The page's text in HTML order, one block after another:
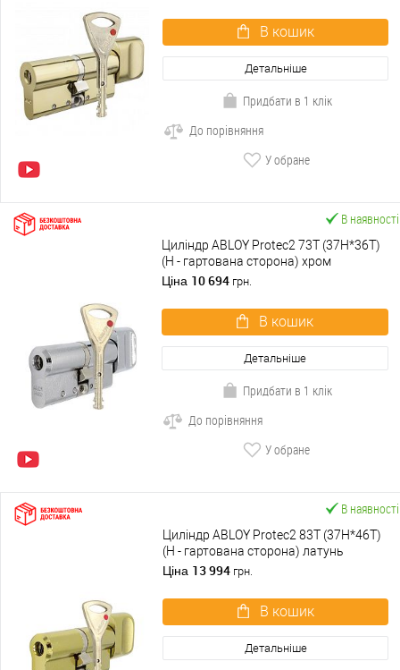
В кошик
Детальніше
Придбати в 1 клік
До порівняння
У обране
В наявності
Циліндр ABLOY Protec2 73T (37H*36T)
(H - гартована сторона) хром
полірований
Ціна 10 694 грн.
В кошик
Детальніше
Придбати в 1 клік
До порівняння
У обране
В наявності
Циліндр ABLOY Protec2 83T (37H*46T)
(H - гартована сторона) латунь
полірована
Ціна 13 994 грн.
В кошик
Детальніше